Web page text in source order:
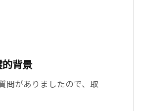
背景
問がありましたので、取